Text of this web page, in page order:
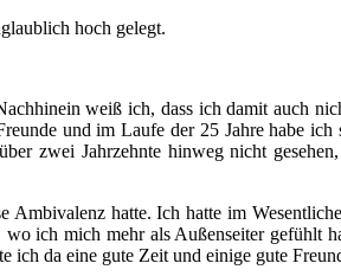
hoch gelegt.
weiß ich, dass ich damit auch
und im Laufe der 25 Jahre habe
zwei Jahrzehnte hinweg nicht
hatte. Ich hatte im
ich mich mehr als Außenseiter
ich da eine gute Zeit und einige gute